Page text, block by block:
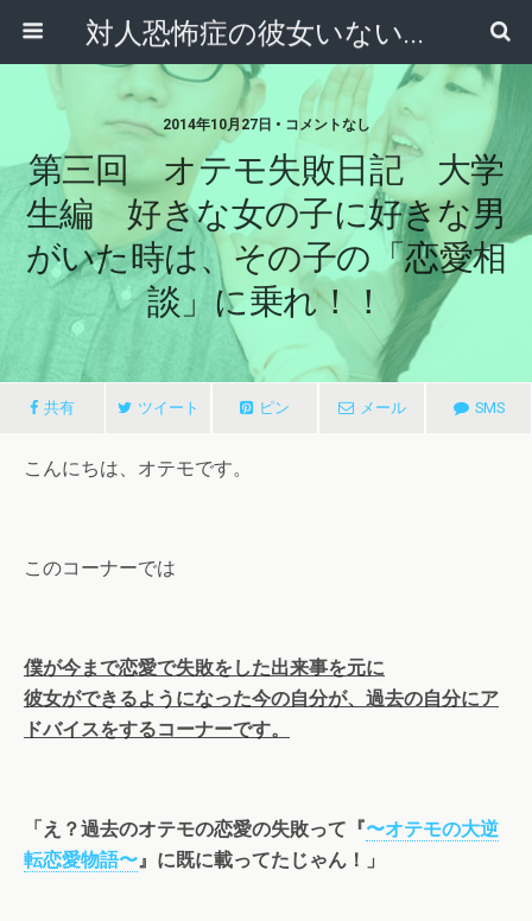
対人恐怖症の彼女いない歴＝年齢男『オテモ』の大逆転恋愛物語！
2014年10月27日 • コメントなし
第三回 オテモ失敗日記 大学
生編 好きな女の子に好きな男
がいた時は、その子の「恋愛相
談」に乗れ！！
共有 ツイート ピン メール SMS
こんにちは、オテモです。
このコーナーでは
僕が今まで恋愛で失敗をした出来事を元に
彼女ができるようになった今の自分が、過去の自分にア
ドバイスをするコーナーです。
「え？過去のオテモの恋愛の失敗って『〜オテモの大逆
転恋愛物語〜』に既に載ってたじゃん！」